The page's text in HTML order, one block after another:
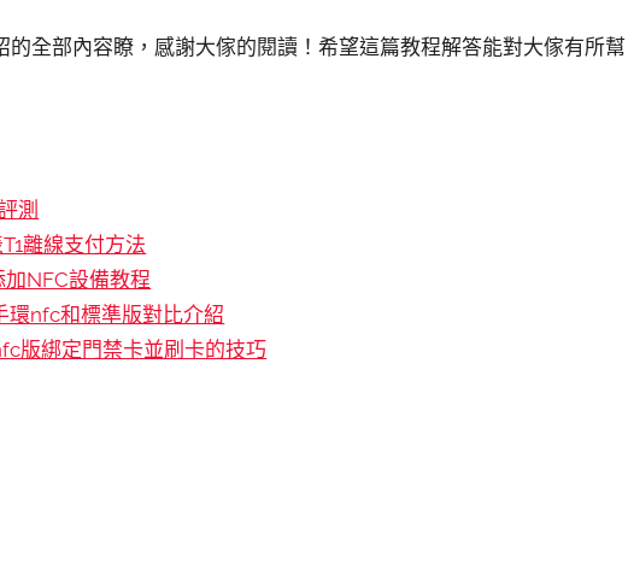
的全部內容瞭，感謝大傢的閱讀！希望這篇教程解答能對大傢有所幫
測
離線支付方法
NFC設備教程
環nfc和標準版對比介紹
版綁定門禁卡並刷卡的技巧